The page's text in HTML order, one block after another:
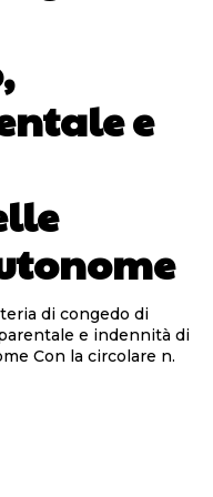
e
di congedo di
e indennità di
n.